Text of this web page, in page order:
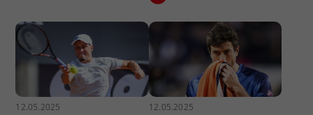
12.05.2025 12.05.2025